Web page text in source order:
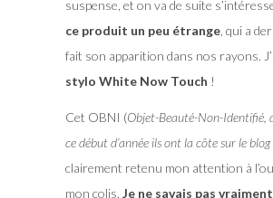
suspense, et on va de suite
ce produit un peu étrange, qui a
fait son apparition dans nos rayons.
stylo White Now Touch !
Cet OBNI (Objet-Beauté-Non-Identifié,
ce début d’année ils ont la côte sur le blog
clairement retenu mon attention à
mon colis. Je ne savais pas